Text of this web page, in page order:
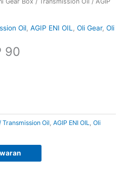
Oil, AGIP ENI OIL , Oli Gear, Oli
90
Transmission Oil, AGIP ENI OIL, Oli